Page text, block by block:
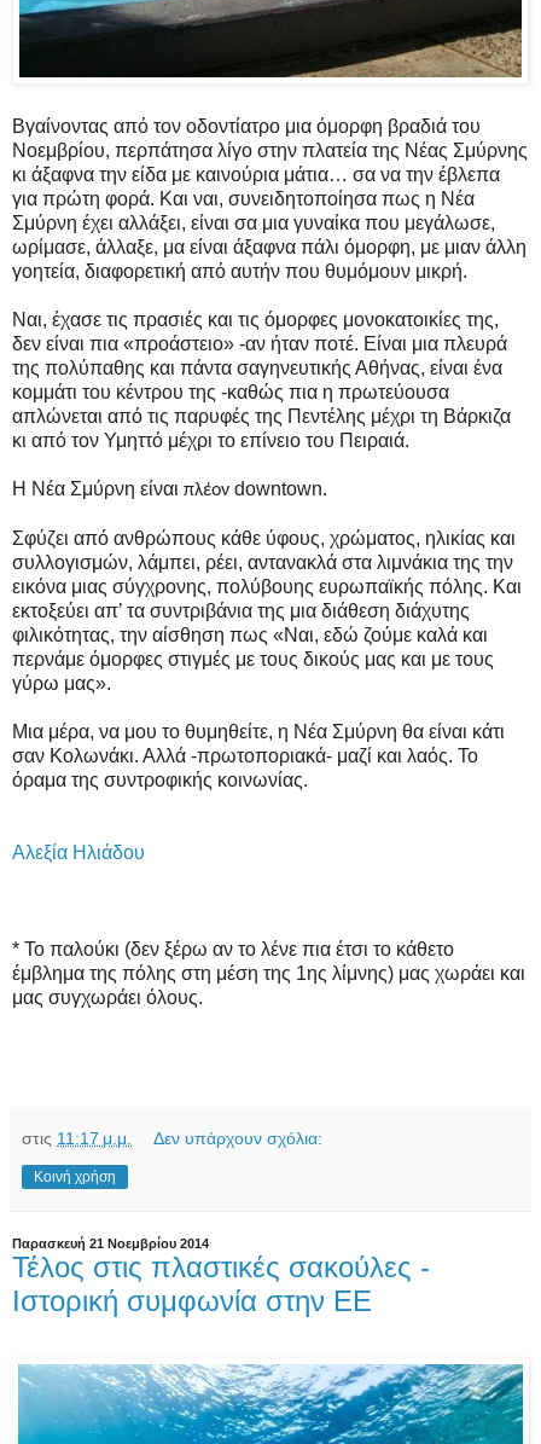
Βγαίνοντας από τον οδοντίατρο μια όμορφη βραδιά του
Νοεμβρίου, περπάτησα λίγο στην πλατεία της Νέας Σμύρνης
κι άξαφνα την είδα με καινούρια μάτια… σα να την έβλεπα
για πρώτη φορά. Και ναι, συνειδητοποίησα πως η Νέα
Σμύρνη έχει αλλάξει, είναι σα μια γυναίκα που μεγάλωσε,
ωρίμασε, άλλαξε, μα είναι άξαφνα πάλι όμορφη, με μιαν άλλη
γοητεία, διαφορετική από αυτήν που θυμόμουν μικρή.
Ναι, έχασε τις πρασιές και τις όμορφες μονοκατοικίες της,
δεν είναι πια «προάστειο» -αν ήταν ποτέ. Είναι μια πλευρά
της πολύπαθης και πάντα σαγηνευτικής Αθήνας, είναι ένα
κομμάτι του κέντρου της -καθώς πια η πρωτεύουσα
απλώνεται από τις παρυφές της Πεντέλης μέχρι τη Βάρκιζα
κι από τον Υμηττό μέχρι το επίνειο του Πειραιά.
Η Νέα Σμύρνη είναι πλέον downtown.
Σφύζει από ανθρώπους κάθε ύφους, χρώματος, ηλικίας και
συλλογισμών, λάμπει, ρέει, αντανακλά στα λιμνάκια της την
εικόνα μιας σύγχρονης, πολύβουης ευρωπαϊκής πόλης. Και
εκτοξεύει απ’ τα συντριβάνια της μια διάθεση διάχυτης
φιλικότητας, την αίσθηση πως «Ναι, εδώ ζούμε καλά και
περνάμε όμορφες στιγμές με τους δικούς μας και με τους
γύρω μας».
Μια μέρα, να μου το θυμηθείτε, η Νέα Σμύρνη θα είναι κάτι
σαν Κολωνάκι. Αλλά -πρωτοποριακά- μαζί και λαός. Το
όραμα της συντροφικής κοινωνίας.
Αλεξία Ηλιάδου
* Το παλούκι (δεν ξέρω αν το λένε πια έτσι το κάθετο
έμβλημα της πόλης στη μέση της 1ης λίμνης) μας χωράει και
μας συγχωράει όλους.
στις 11:17 μ.μ. Δεν υπάρχουν σχόλια:
Κοινή χρήση
Παρασκευή 21 Νοεμβρίου 2014
Τέλος στις πλαστικές σακούλες -
Ιστορική συμφωνία στην ΕΕ